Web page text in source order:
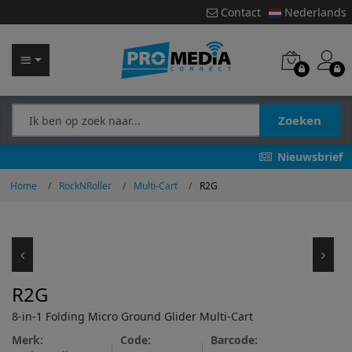
Contact Nederlands
Zoeken
Nieuwsbrief
Home RockNRoller Multi-Cart R2G
R2G
8-in-1 Folding Micro Ground Glider Multi-Cart
Merk:
Code:
Barcode: